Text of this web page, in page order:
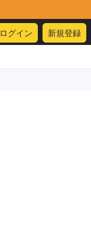
ログイン 新規登録